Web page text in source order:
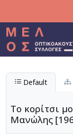
Default
Το κορίτσι
Μανώλης